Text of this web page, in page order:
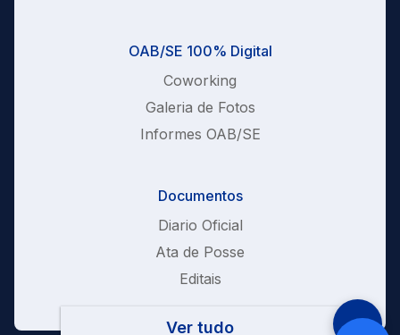
OAB/SE 100% Digital
Coworking
Galeria de Fotos
Informes OAB/SE
Documentos
Diario Oficial
Ata de Posse
Editais
Ver tudo